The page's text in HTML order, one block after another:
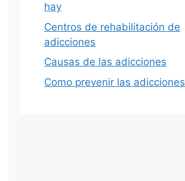
hay
Centros de rehabilitación de
adicciones
Causas de las adicciones
Como prevenir las adicciones